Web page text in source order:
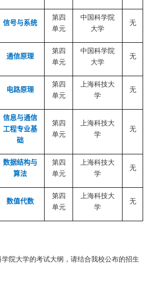
信号与系统
第四
单元
中国科学院
大学
无
通信原理
第四
单元
中国科学院
大学
无
电路原理
第四
单元
上海科技大
学
无
信息与通信
工程专业基
础
第四
单元
上海科技大
学
无
数据结构与
算法
第四
单元
上海科技大
学
无
数值代数
第四
单元
上海科技大
学
无
院大学的考试大纲，请结合我校公布的招生